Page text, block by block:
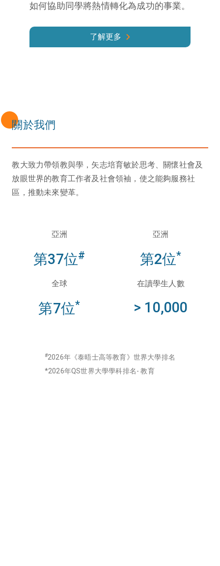
如何協助同學將熱情轉化為成功的事業。
了解更多
關於我們
教大致力帶領教與學，矢志培育敏於思考、關懷社會及
放眼世界的教育工作者及社會領袖，使之能夠服務社
區，推動未來變革。
亞洲
第37位#
亞洲
第2位*
全球
第7位*
在讀學生人數
> 10,000
#2026年《泰晤士高等教育》世界大學排名
*2026年QS世界大學學科排名- 教育